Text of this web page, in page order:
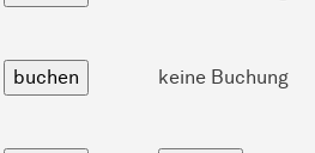
keine Buchung